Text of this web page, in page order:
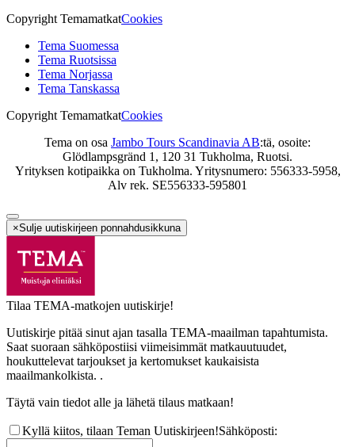
Copyright TemamatkatCookies
Tema Suomessa
Tema Ruotsissa
Tema Norjassa
Tema Tanskassa
Copyright TemamatkatCookies
Tema on osa Jambo Tours Scandinavia AB:tä, osoite:
Glödlampsgränd 1, 120 31 Tukholma, Ruotsi.
Yrityksen kotipaikka on Tukholma. Yritysnumero: 556333-5958,
Alv rek. SE556333-595801
×Sulje uutiskirjeen ponnahdusikkuna
Tilaa TEMA-matkojen uutiskirje!
Uutiskirje pitää sinut ajan tasalla TEMA-maailman tapahtumista.
Saat suoraan sähköpostiisi viimeisimmät matkauutuudet,
houkuttelevat tarjoukset ja kertomukset kaukaisista
maailmankolkista. .
Täytä vain tiedot alle ja lähetä tilaus matkaan!
Kyllä kiitos, tilaan Teman Uutiskirjeen!Sähköposti: